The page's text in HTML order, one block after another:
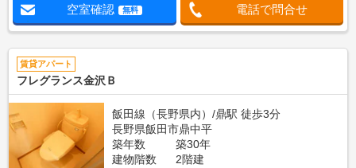
空室確認 無料 電話で問合せ
賃貸アパート
フレグランス金沢Ｂ
飯田線（長野県内）/鼎駅 徒歩3分
長野県飯田市鼎中平
築年数
築30年
建物階数
2階建